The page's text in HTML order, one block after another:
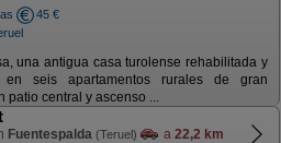
45 €
una antigua casa turolense rehabilitada y
en seis apartamentos rurales de gran
patio central y ascenso ...
Fuentespalda (Teruel) a 22,2 km